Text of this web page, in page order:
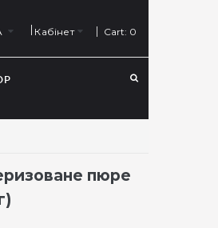
Cart: 0
Кабінет
пюре